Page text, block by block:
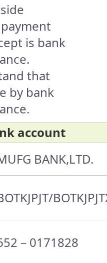
is bank
that
by bank
account
BANK,LTD.
－0171828